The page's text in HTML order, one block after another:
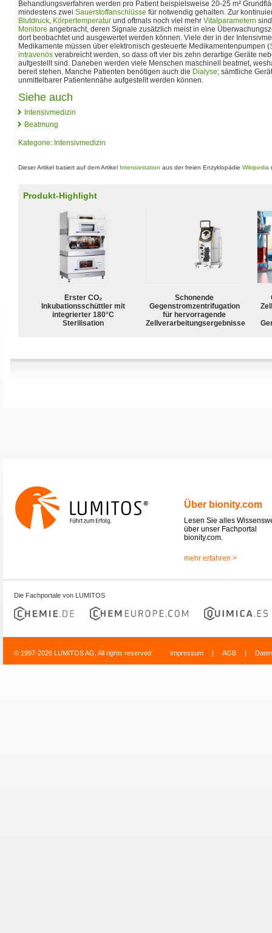
Behandlungsverfahren werden pro Patient beispielsweise 20-25 m²
mindestens zwei Sauerstoffanschlüsse für notwendig gehalten. Zur
Blutdruck, Körpertemperatur und oftmals noch viel mehr Vitalparametern
Monitore angebracht, deren Signale zusätzlich meist in eine
dort beobachtet und ausgewertet werden können. Viele der in der
Medikamente müssen über elektronisch gesteuerte Medikamentenpumpen (
intravenös verabreicht werden, so dass oft vier bis zehn derartige Geräte
aufgestellt sind. Daneben werden viele Menschen maschinell beatmet,
bereit stehen. Manche Patienten benötigen auch die Dialyse; sämtliche
unmittelbarer Patientennähe aufgestellt werden können.
Siehe auch
Intensivmedizin
Beatmung
Kategorie: Intensivmedizin
Dieser Artikel basiert auf dem Artikel Intensivstation aus der freien Enzyklopädie Wikipedia
Produkt-Highlight
Erster CO₂
Inkubationsschüttler mit
integrierter 180°C
Sterilisation
Schonende
Gegenstromzentrifugation
für hervorragende
Zellverarbeitungsergebnisse
Über bionity.com
Lesen Sie alles
über unser Fachportal
bionity.com.
mehr erfahren >
Die Fachportale von LUMITOS
© 1997-2026 LUMITOS AG, All rights reserved Impressum | AGB |